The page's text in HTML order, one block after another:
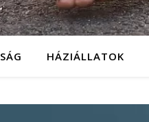
HÁZIÁLLATOK